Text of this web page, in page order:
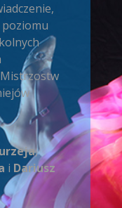
,
i Dariusz